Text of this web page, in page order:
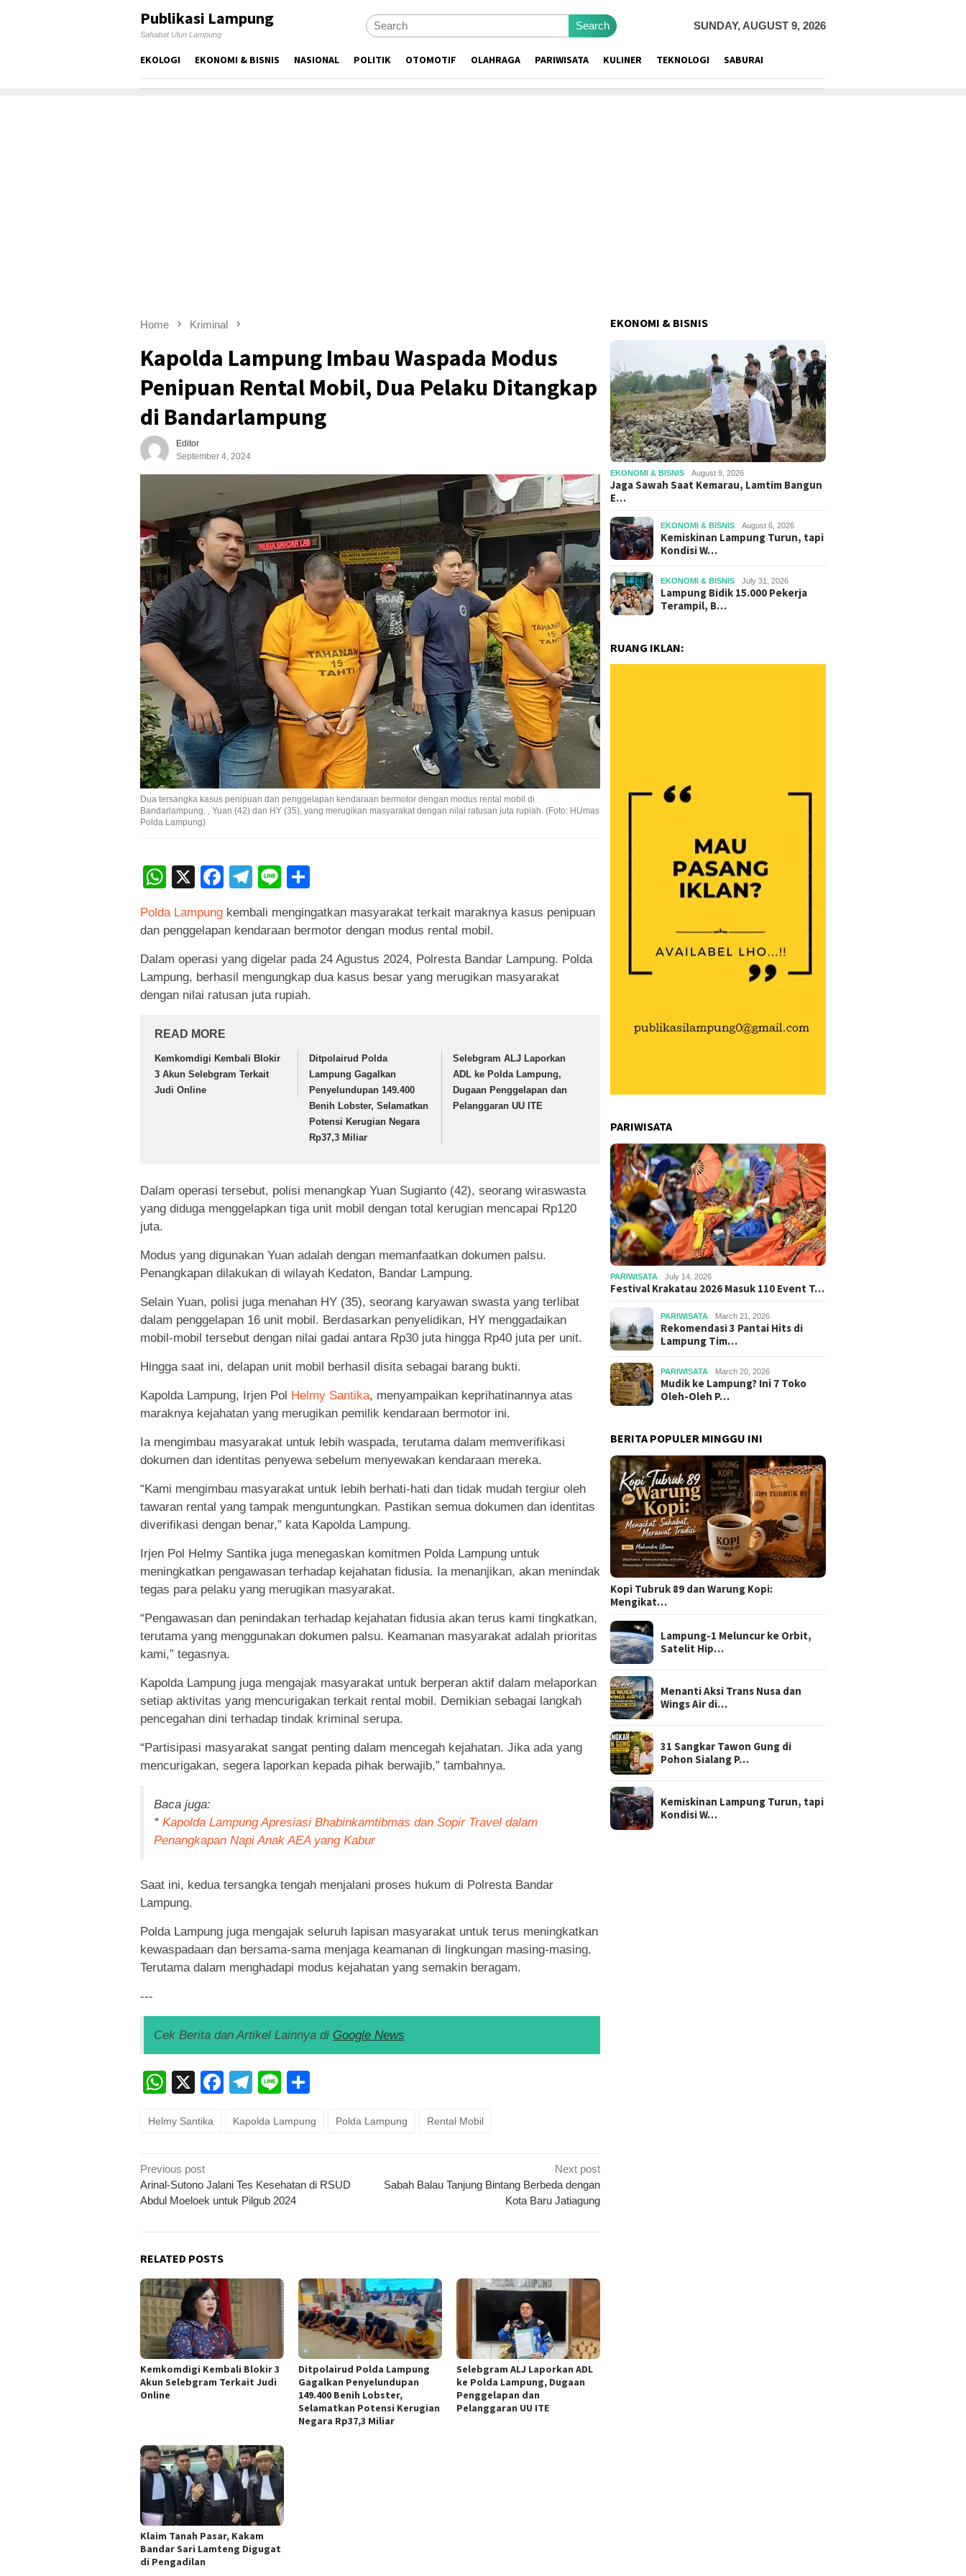
Publikasi Lampung
Sahabat Ulun Lampung
Search SUNDAY, AUGUST 9, 2026
EKOLOGI EKONOMI & BISNIS NASIONAL POLITIK OTOMOTIF OLAHRAGA PARIWISATA KULINER TEKNOLOGI SABURAI
Home Kriminal
Kapolda Lampung Imbau Waspada Modus
Penipuan Rental Mobil, Dua Pelaku Ditangkap
di Bandarlampung
Editor
September 4, 2024
Dua tersangka kasus penipuan dan penggelapan kendaraan bermotor dengan modus rental mobil di
Bandarlampung. , Yuan (42) dan HY (35), yang merugikan masyarakat dengan nilai ratusan juta rupiah. (Foto: HUmas
Polda Lampung)
WhatsApp
X Facebook
Telegram
Line
Polda Lampung kembali mengingatkan masyarakat terkait maraknya kasus penipuan
dan penggelapan kendaraan bermotor dengan modus rental mobil.
Dalam operasi yang digelar pada 24 Agustus 2024, Polresta Bandar Lampung. Polda
Lampung, berhasil mengungkap dua kasus besar yang merugikan masyarakat
dengan nilai ratusan juta rupiah.
READ MORE
Kemkomdigi Kembali Blokir
3 Akun Selebgram Terkait
Judi Online
Ditpolairud Polda
Lampung Gagalkan
Penyelundupan 149.400
Benih Lobster, Selamatkan
Potensi Kerugian Negara
Rp37,3 Miliar
Selebgram ALJ Laporkan
ADL ke Polda Lampung,
Dugaan Penggelapan dan
Pelanggaran UU ITE
Dalam operasi tersebut, polisi menangkap Yuan Sugianto (42), seorang wiraswasta
yang diduga menggelapkan tiga unit mobil dengan total kerugian mencapai Rp120
juta.
Modus yang digunakan Yuan adalah dengan memanfaatkan dokumen palsu.
Penangkapan dilakukan di wilayah Kedaton, Bandar Lampung.
Selain Yuan, polisi juga menahan HY (35), seorang karyawan swasta yang terlibat
dalam penggelapan 16 unit mobil. Berdasarkan penyelidikan, HY menggadaikan
mobil-mobil tersebut dengan nilai gadai antara Rp30 juta hingga Rp40 juta per unit.
Hingga saat ini, delapan unit mobil berhasil disita sebagai barang bukti.
Kapolda Lampung, Irjen Pol Helmy Santika, menyampaikan keprihatinannya atas
maraknya kejahatan yang merugikan pemilik kendaraan bermotor ini.
Ia mengimbau masyarakat untuk lebih waspada, terutama dalam memverifikasi
dokumen dan identitas penyewa sebelum menyewakan kendaraan mereka.
“Kami mengimbau masyarakat untuk lebih berhati-hati dan tidak mudah tergiur oleh
tawaran rental yang tampak menguntungkan. Pastikan semua dokumen dan identitas
diverifikasi dengan benar,” kata Kapolda Lampung.
Irjen Pol Helmy Santika juga menegaskan komitmen Polda Lampung untuk
meningkatkan pengawasan terhadap kejahatan fidusia. Ia menanjikan, akan menindak
tegas para pelaku yang merugikan masyarakat.
“Pengawasan dan penindakan terhadap kejahatan fidusia akan terus kami tingkatkan,
terutama yang menggunakan dokumen palsu. Keamanan masyarakat adalah prioritas
kami,” tegasnya.
Kapolda Lampung juga mengajak masyarakat untuk berperan aktif dalam melaporkan
setiap aktivitas yang mencurigakan terkait rental mobil. Demikian sebagai langkah
pencegahan dini terhadap tindak kriminal serupa.
“Partisipasi masyarakat sangat penting dalam mencegah kejahatan. Jika ada yang
mencurigakan, segera laporkan kepada pihak berwajib,” tambahnya.
Baca juga:
* Kapolda Lampung Apresiasi Bhabinkamtibmas dan Sopir Travel dalam
Penangkapan Napi Anak AEA yang Kabur
Saat ini, kedua tersangka tengah menjalani proses hukum di Polresta Bandar
Lampung.
Polda Lampung juga mengajak seluruh lapisan masyarakat untuk terus meningkatkan
kewaspadaan dan bersama-sama menjaga keamanan di lingkungan masing-masing.
Terutama dalam menghadapi modus kejahatan yang semakin beragam.
---
Cek Berita dan Artikel Lainnya di Google News
WhatsApp
X Facebook
Telegram
Line
Helmy Santika Kapolda Lampung Polda Lampung Rental Mobil
Post
navigation
Previous post
Arinal-Sutono Jalani Tes Kesehatan di RSUD
Abdul Moeloek untuk Pilgub 2024
Next post
Sabah Balau Tanjung Bintang Berbeda dengan
Kota Baru Jatiagung
RELATED POSTS
Kemkomdigi Kembali Blokir 3
Akun Selebgram Terkait Judi
Online
Ditpolairud Polda Lampung
Gagalkan Penyelundupan
149.400 Benih Lobster,
Selamatkan Potensi Kerugian
Negara Rp37,3 Miliar
Selebgram ALJ Laporkan ADL
ke Polda Lampung, Dugaan
Penggelapan dan
Pelanggaran UU ITE
Klaim Tanah Pasar, Kakam
Bandar Sari Lamteng Digugat
di Pengadilan
EKONOMI & BISNIS
EKONOMI & BISNIS August 9, 2026
Jaga Sawah Saat Kemarau, Lamtim Bangun
E…
EKONOMI & BISNIS August 6, 2026
Kemiskinan Lampung Turun, tapi
Kondisi W…
EKONOMI & BISNIS July 31, 2026
Lampung Bidik 15.000 Pekerja
Terampil, B…
RUANG IKLAN:
PARIWISATA
PARIWISATA July 14, 2026
Festival Krakatau 2026 Masuk 110 Event T…
PARIWISATA March 21, 2026
Rekomendasi 3 Pantai Hits di
Lampung Tim…
PARIWISATA March 20, 2026
Mudik ke Lampung? Ini 7 Toko
Oleh-Oleh P…
BERITA POPULER MINGGU INI
Kopi Tubruk 89 dan Warung Kopi:
Mengikat…
Lampung-1 Meluncur ke Orbit,
Satelit Hip…
Menanti Aksi Trans Nusa dan
Wings Air di…
31 Sangkar Tawon Gung di
Pohon Sialang P…
Kemiskinan Lampung Turun, tapi
Kondisi W…